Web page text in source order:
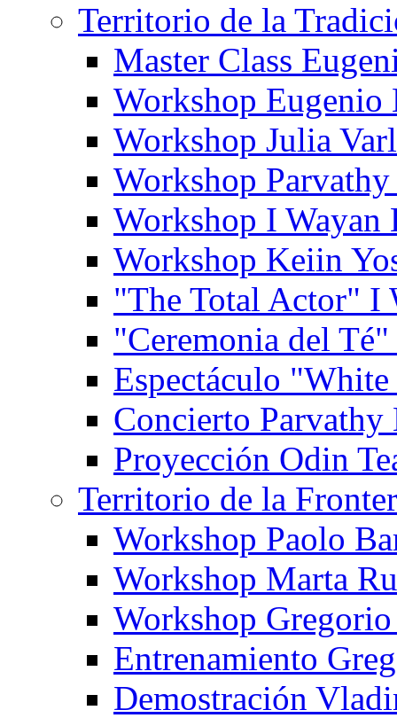
Territorio de la
Master Class
Workshop Eugenio
Workshop Julia
Workshop
Workshop I Wayan
Workshop Keiin
"The Total Actor" I
"Ceremonia del
Espectáculo
Concierto Parvathy
Proyección Odin
Territorio de la
Workshop Paolo
Workshop Marta
Workshop
Entrenamiento
Demostración